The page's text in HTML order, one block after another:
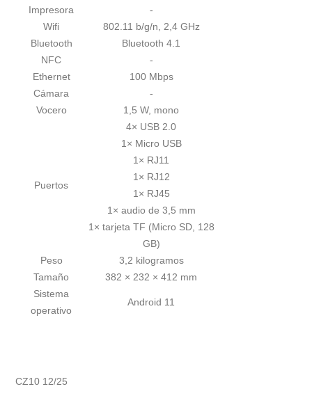
Impresora
-
Wifi
802.11 b/g/n, 2,4 GHz
Bluetooth
Bluetooth 4.1
NFC
-
Ethernet
100 Mbps
Cámara
-
Vocero
1,5 W, mono
Puertos
4× USB 2.0
1× Micro USB
1× RJ11
1× RJ12
1× RJ45
1× audio de 3,5 mm
1× tarjeta TF (Micro SD, 128
GB)
Peso
3,2 kilogramos
Tamaño
382 × 232 × 412 mm
Sistema
operativo
Android 11
CZ10 12/25